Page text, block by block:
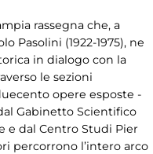
rassegna che, a
Pasolini (1922-1975), ne
in dialogo con la
le sezioni
opere esposte -
Gabinetto Scientifico
e dal Centro Studi Pier
percorrono l’intero arco